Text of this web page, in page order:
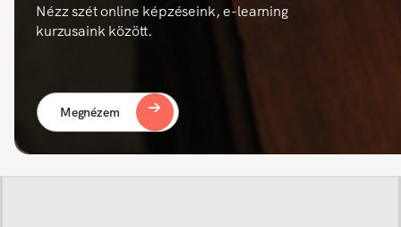
Nézz szét online képzéseink, e-learning
kurzusaink között.
Megnézem